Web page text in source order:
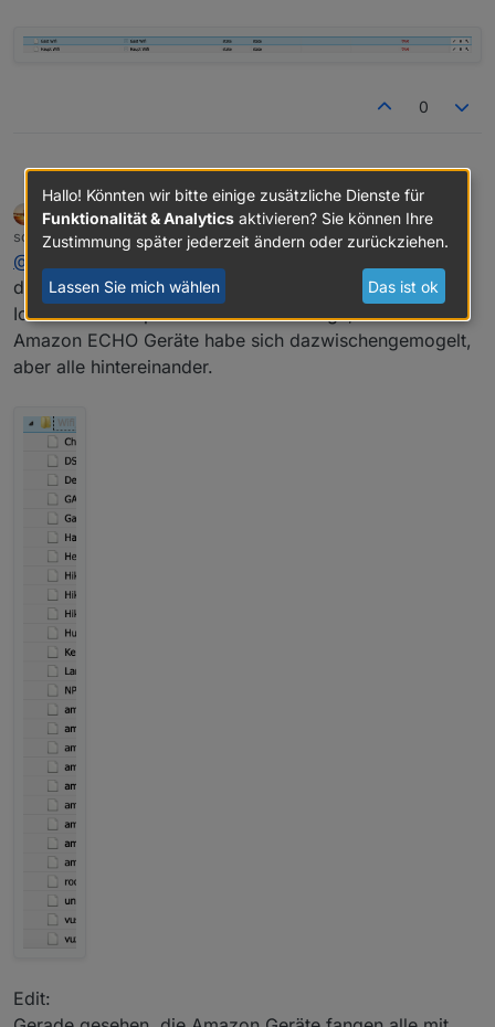
0
liv-in-sky@dslraserfalls du es testest bitte vorher
datenpunkte löschen
gehe jetzt kurz rasenmähen - muss mal vom rechner
weg :-)
Offline
dslraser FORUM TESTING MOST ACTIVE
schrieb am3. Sept. 2019, 14:11
zuletzt editiert von dslraser9. März 2019, 16:28
@
die Sortierung der Clients in den Objekten klappt fast.
Ich habe eine alphabetische Reihenfolge, bis auf alle
Amazon ECHO Geräte habe sich dazwischengemogelt,
aber alle hintereinander.
Edit:
Hallo! Könnten wir bitte einige zusätzliche Dienste für
Funktionalität & Analytics aktivieren? Sie können Ihre
Zustimmung später jederzeit ändern oder zurückziehen.
Lassen Sie mich wählen Das ist ok